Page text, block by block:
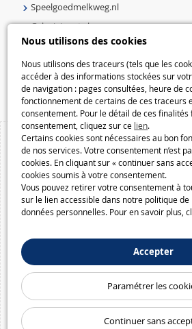
Nous utilisons des cookies
Nous utilisons des traceurs (tels que les
accéder à des informations stockées sur
de navigation : pages consultées, heure de
fonctionnement de certains de ces traceurs
consentement. Pour le détail de ces
consentement, cliquez sur ce lien.
Certains cookies sont nécessaires au bon
de nos services. Votre consentement n’est
cookies. En cliquant sur « continuer sans
cookies soumis à votre consentement.
Vous pouvez retirer votre consentement à
sur le lien accessible dans notre politique
données personnelles. Pour en savoir plus,
Accepter
Paramétrer les
Continuer sans
Speelgoedmelkweg.nl
Galaxiejouets.be
Galaxiespielzeug.be
Speelgoedmelkweg.be
Macway.com